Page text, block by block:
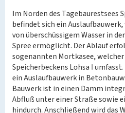
Im Norden des Tagebaurestsees
befindet sich ein
von überschüssigem Wasser in
Spree ermöglicht. Der Ablauf
sogenannten Mortkasee,
Speicherbeckens Lohsa I
ein Auslaufbauwerk in
Bauwerk ist in einen Damm
Abfluß unter einer Straße sowie
hindurch. Anschließend wird das